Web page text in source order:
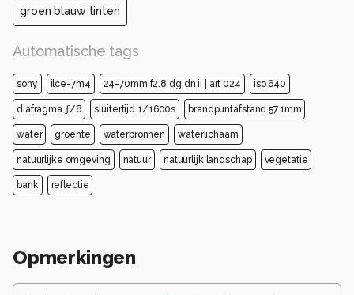
groen blauw tinten
Automatische tags
sony ilce-7m4 24-70mm f2.8 dg dn ii | art 024 iso 640
diafragma ƒ/8 sluitertijd 1/1600s brandpuntafstand 57.1mm
water groente waterbronnen waterlichaam
natuurlijke omgeving natuur natuurlijk landschap vegetatie
bank reflectie
Opmerkingen